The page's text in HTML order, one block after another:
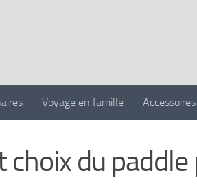
Voyage en famille
choix du